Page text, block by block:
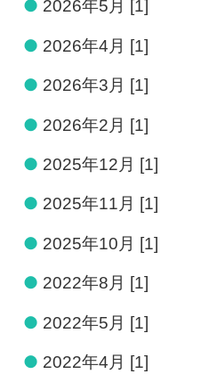
● 2026年5月 [1]
● 2026年4月 [1]
● 2026年3月 [1]
● 2026年2月 [1]
● 2025年12月 [1]
● 2025年11月 [1]
● 2025年10月 [1]
● 2022年8月 [1]
● 2022年5月 [1]
● 2022年4月 [1]